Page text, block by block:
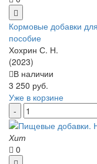
Кормовые добавки
пособие
Хохрин С. Н.
(2023)
В наличии
3 250 руб.
Уже в корзине
Хит
0